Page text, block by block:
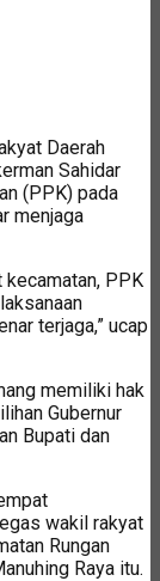
Daerah
Sahidar
(PPK) pada
menjaga
PPK
terjaga,” ucap
memiliki hak
Gubernur
Bupati dan
wakil rakyat
Rungan
Raya itu.